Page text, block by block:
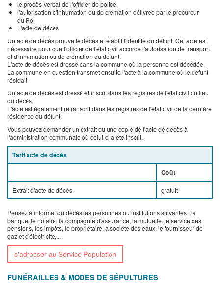
le procès-verbal de l'officier de police
l'autorisation d'inhumation ou de crémation délivrée par le procureur
du Roi
L'acte de décès
Un acte de décès prouve le décès et établit l'identité du défunt. Cet acte est
nécessaire pour que l'officier de l'état civil accorde l'autorisation de transport
et d'inhumation ou de crémation du défunt.
L'acte de décès est dressé dans la commune où la personne est décédée.
La commune en question transmet ensuite l'acte à la commune où le défunt
résidait.
Un acte de décès est dressé et inscrit dans les registres de l'état civil du lieu
du décès.
L'acte est également retranscrit dans les registres de l'état civil de la dernière
résidence du défunt.
Vous pouvez demander un extrait ou une copie de l'acte de décès à
l'administration communale où celui-ci a été inscrit.
Tarif acte de décès
Coût
Extrait d'acte de décès gratuit
Pensez à informer du décès les personnes ou institutions suivantes : la
banque, le notaire, la compagnie d'assurance, la mutuelle, le service des
pensions, les impôts, le propriétaire, a société des eaux, le fournisseur de
gaz et d'électricité,...
s'adresser au Service Population
FUNÉRAILLES & MODES DE SÉPULTURES